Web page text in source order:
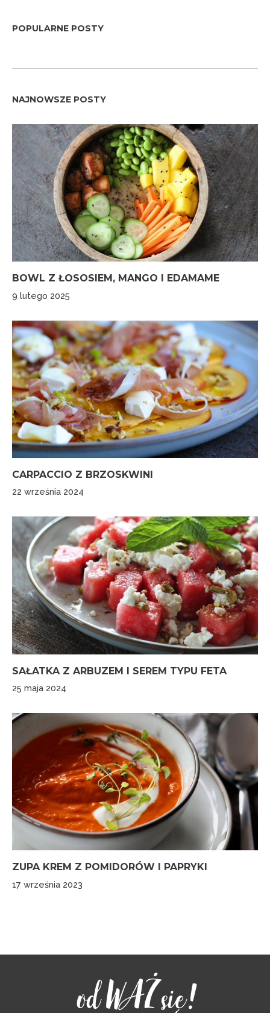
POPULARNE POSTY
NAJNOWSZE POSTY
BOWL Z ŁOSOSIEM, MANGO I EDAMAME
9 lutego 2025
CARPACCIO Z BRZOSKWINI
22 września 2024
SAŁATKA Z ARBUZEM I SEREM TYPU FETA
25 maja 2024
ZUPA KREM Z POMIDORÓW I PAPRYKI
17 września 2023